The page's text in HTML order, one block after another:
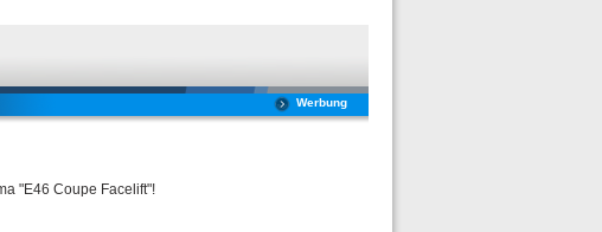
Werbung
"E46 Coupe Facelift"!